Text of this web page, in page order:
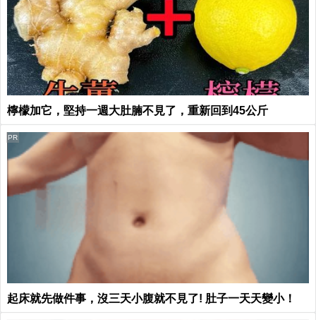
檸檬加它，堅持一週大肚腩不見了，重新回到45公斤
起床就先做件事，沒三天小腹就不見了! 肚子一天天變小！
PR